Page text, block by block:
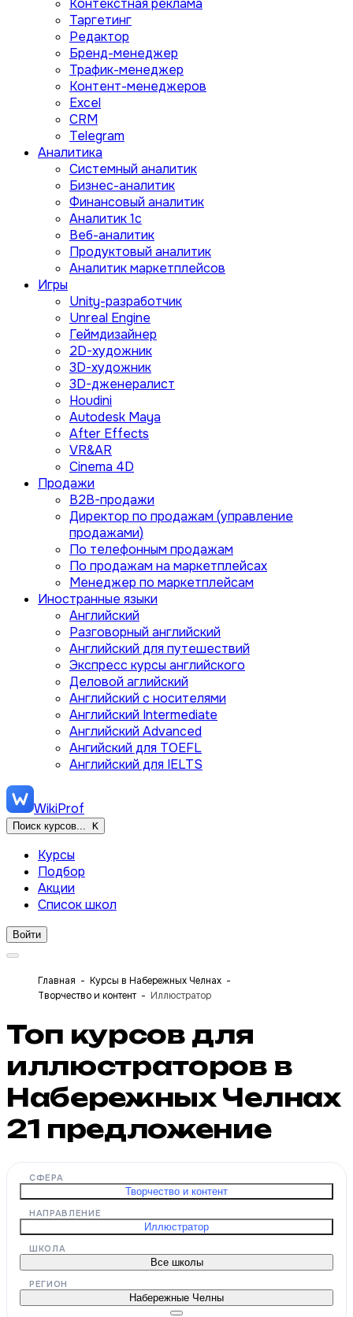
Контекстная реклама
Таргетинг
Редактор
Бренд-менеджер
Трафик-менеджер
Контент-менеджеров
Excel
CRM
Telegram
Аналитика
Системный аналитик
Бизнес-аналитик
Финансовый аналитик
Aналитик 1с
Веб-аналитик
Продуктовый аналитик
Аналитик маркетплейсов
Игры
Unity-разработчик
Unreal Engine
Геймдизайнер
2D-художник
3D-художник
3D-дженералист
Houdini
Autodesk Maya
After Effects
VR&AR
Cinema 4D
Продажи
B2B-продажи
Директор по продажам (управление
продажами)
По телефонным продажам
По продажам на маркетплейсах
Менеджер по маркетплейсам
Иностранные языки
Английский
Разговорный английский
Английский для путешествий
Экспресс курсы английского
Деловой аглийский
Английский с носителями
Английский Intermediate
Английский Advanced
Ангийский для TOEFL
Английский для IELTS
WikiProf
Поиск курсов... K
Курсы
Подбор
Акции
Список школ
Войти
Главная
Курсы в Набережных Челнах
Творчество и контент
Иллюстратор
Топ курсов для
иллюстраторов в
Набережных Челнах
21 предложение
СФЕРА
Творчество и контент
НАПРАВЛЕНИЕ
Иллюстратор
ШКОЛА
Все школы
РЕГИОН
Набережные Челны